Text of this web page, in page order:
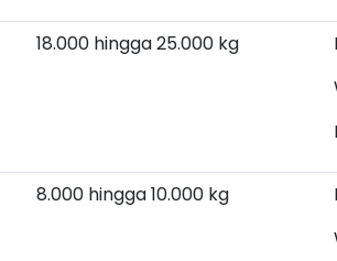
18.000 hingga 25.000 kg
8.000 hingga 10.000 kg